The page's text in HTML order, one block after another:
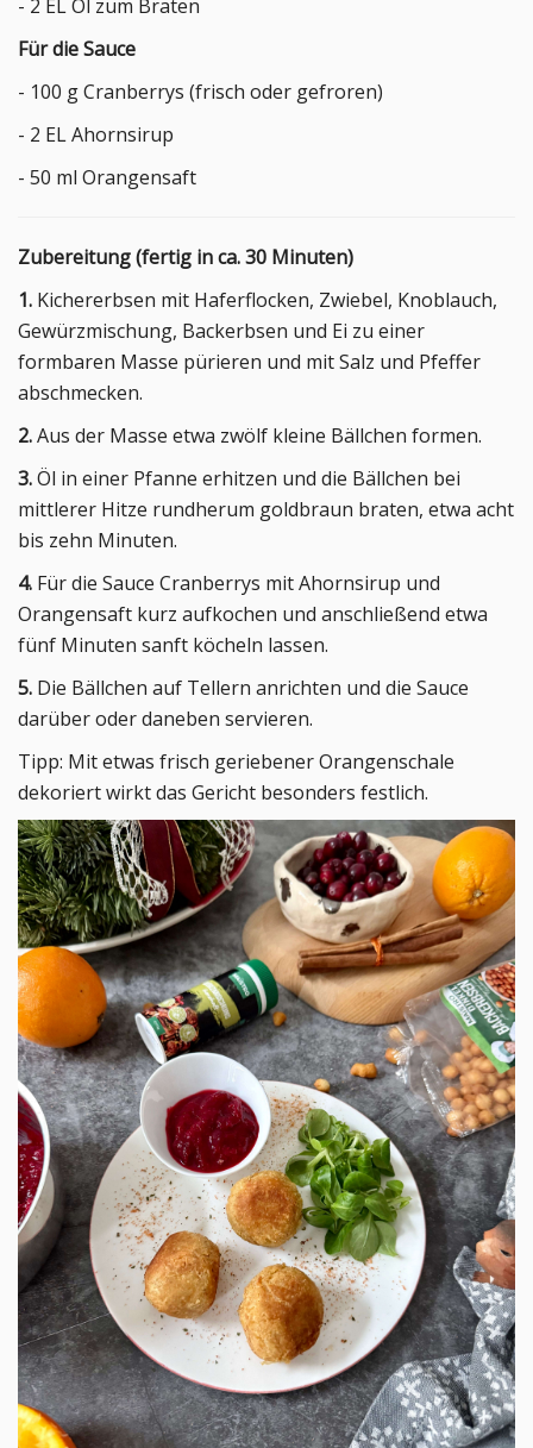
- 2 EL Öl zum Braten
Für die Sauce
- 100 g Cranberrys (frisch oder gefroren)
- 2 EL Ahornsirup
- 50 ml Orangensaft
Zubereitung (fertig in ca. 30 Minuten)
1. Kichererbsen mit Haferflocken, Zwiebel, Knoblauch,
Gewürzmischung, Backerbsen und Ei zu einer
formbaren Masse pürieren und mit Salz und Pfeffer
abschmecken.
2.Aus der Masse etwa zwölf kleine Bällchen formen.
3.Öl in einer Pfanne erhitzen und die Bällchen bei
mittlerer Hitze rundherum goldbraun braten, etwa acht
bis zehn Minuten.
4. Für die Sauce Cranberrys mit Ahornsirup und
Orangensaft kurz aufkochen und anschließend etwa
fünf Minuten sanft köcheln lassen.
5. Die Bällchen auf Tellern anrichten und die Sauce
darüber oder daneben servieren.
Tipp: Mit etwas frisch geriebener Orangenschale
dekoriert wirkt das Gericht besonders festlich.